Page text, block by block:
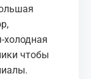
холодная
чтобы